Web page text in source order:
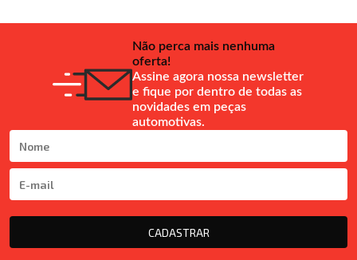
Não perca mais nenhuma
oferta!
Assine agora nossa newsletter
e fique por dentro de todas as
novidades em peças
automotivas.
CADASTRAR